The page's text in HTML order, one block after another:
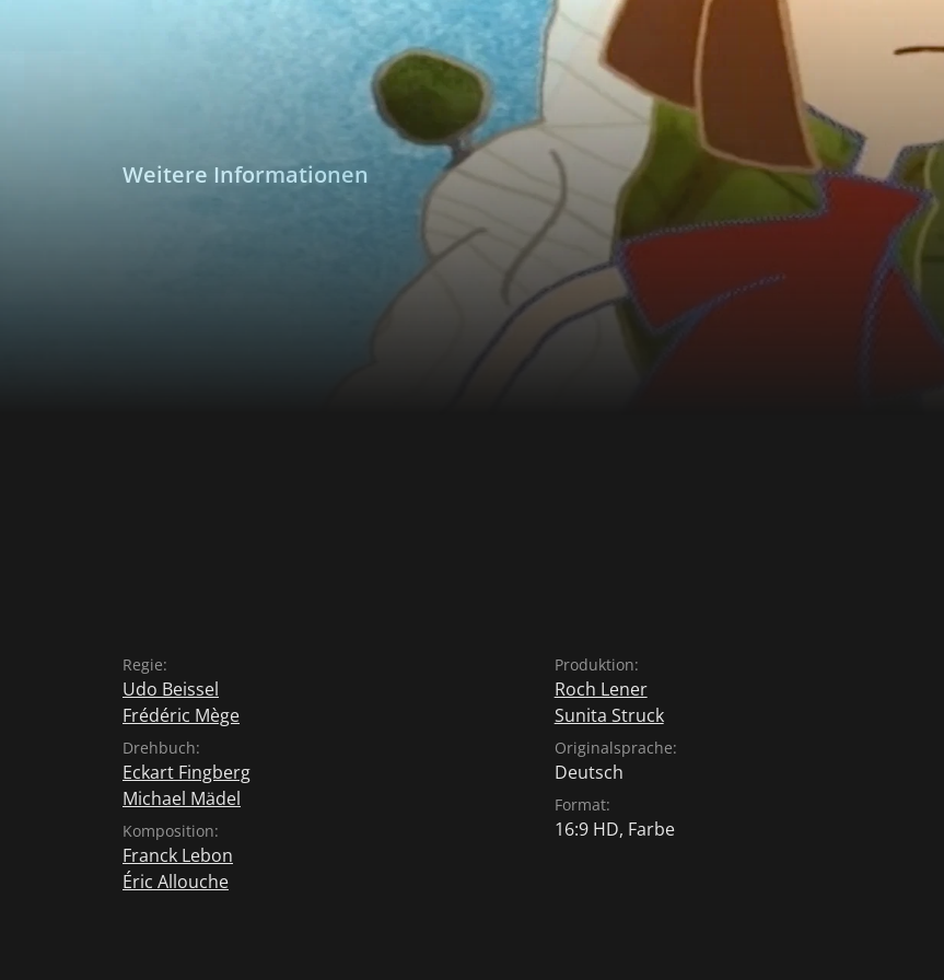
Weitere Informationen
Regie:
Udo Beissel
Frédéric Mège
Drehbuch:
Eckart Fingberg
Michael Mädel
Komposition:
Franck Lebon
Éric Allouche
Produktion:
Roch Lener
Sunita Struck
Originalsprache:
Deutsch
Format:
16:9 HD, Farbe